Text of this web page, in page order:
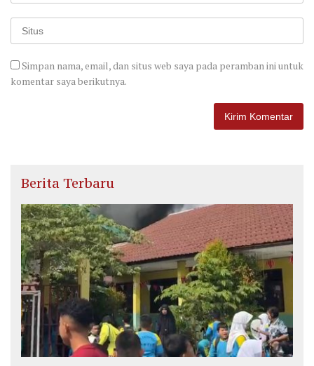
Simpan nama, email, dan situs web saya pada peramban ini untuk
komentar saya berikutnya.
Berita Terbaru